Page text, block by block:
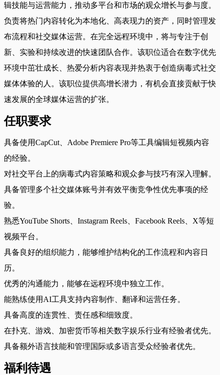
辑技能与运营能力，推动多平台和市场的观众增长与参与度。
负责将热门内容转化为本地化、高表现力的资产，同时管理发
布流程和社交媒体运营。在完全远程环境中，将与专注于创
新、实验和持续改进的快速团队合作。该职位适合在数字优先
环境中茁壮成长、热爱分析内容表现并热衷于创造病毒式社交
媒体体验的人。该职位提供高增长潜力，有机会直接贡献于快
速发展的全球媒体运营的扩张。
任职要求
具备使用CapCut、Adobe Premiere Pro等工具编辑短视频内容
的经验。
对社交平台上的病毒式内容策略和观众参与技巧有深入理解。
具备管理多个社交媒体账号并有效平衡竞争性优先事项的经
验。
熟悉YouTube Shorts、Instagram Reels、Facebook Reels、X等短
视频平台。
具备良好的组织能力，能够维护结构化的工作流程和内容日
历。
优秀的沟通能力，能够在远程环境中独立工作。
能熟练使用AI工具支持内容制作、翻译和运营任务。
具备高度的连贯性、责任感和细致度。
在扑克、游戏、加密货币等相关数字娱乐行业有经验者优先。
具备额外语言技能和管理国际或多语言受众经验者优先。
福利待遇